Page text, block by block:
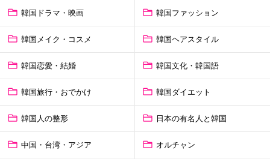
韓国ドラマ・映画 韓国ファッション
韓国メイク・コスメ 韓国ヘアスタイル
韓国恋愛・結婚 韓国文化・韓国語
韓国旅行・おでかけ 韓国ダイエット
韓国人の整形 日本の有名人と韓国
中国・台湾・アジア オルチャン